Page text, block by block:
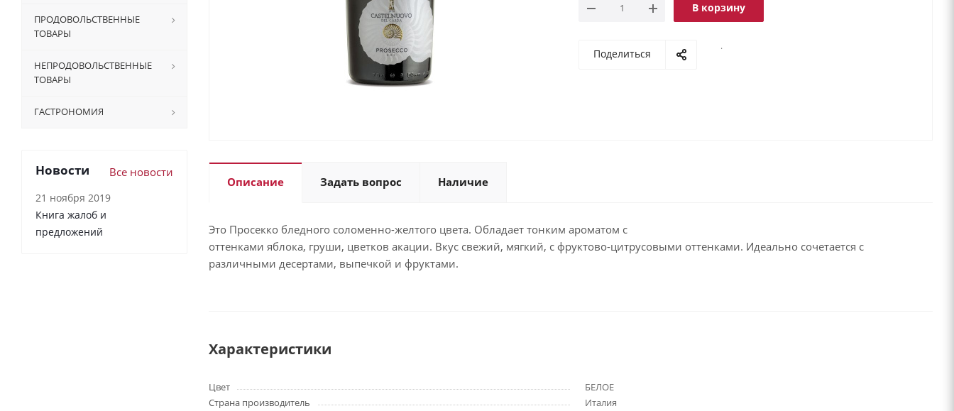
В корзину
Поделиться
.
Описание Задать вопрос Наличие
Это Просекко бледного соломенно-желтого цвета. Обладает тонким ароматом с
оттенками яблока, груши, цветков акации. Вкус свежий, мягкий, с фруктово-цитрусовыми оттенками. Идеально сочетается с
различными десертами, выпечкой и фруктами.
Характеристики
Цвет
БЕЛОЕ
Страна производитель
Италия
ПРОДОВОЛЬСТВЕННЫЕ
ТОВАРЫ
НЕПРОДОВОЛЬСТВЕННЫЕ
ТОВАРЫ
ГАСТРОНОМИЯ
Новости Все новости
21 ноября 2019
Книга жалоб и
предложений